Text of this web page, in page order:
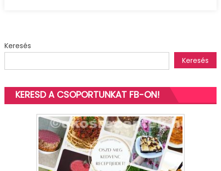
Keresés
Keresés
KERESD A CSOPORTUNKAT FB-ON!